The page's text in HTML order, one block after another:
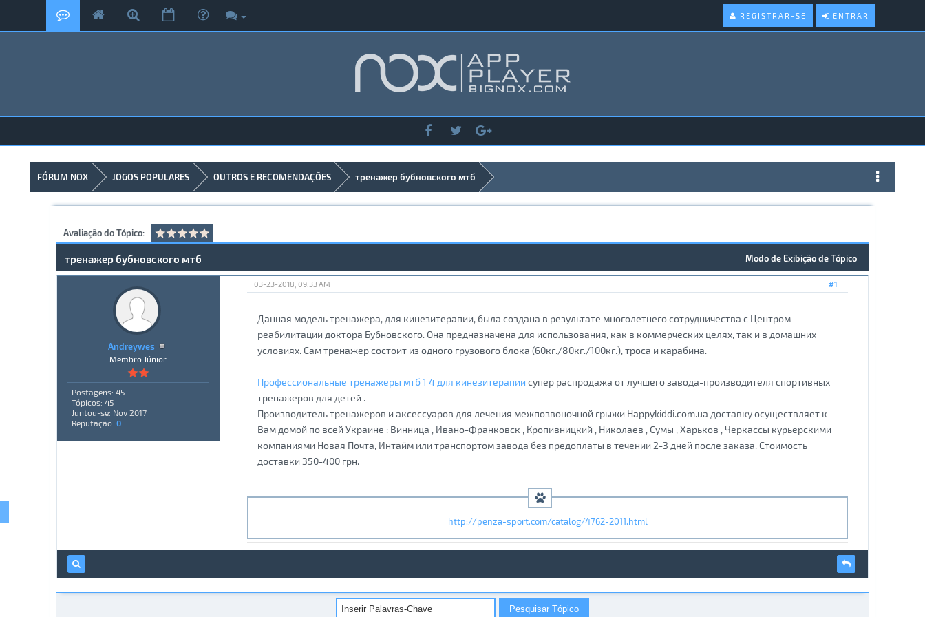
ENTRAR
REGISTRAR-SE
FÓRUM NOX JOGOS POPULARES OUTROS E RECOMENDAÇÕES тренажер бубновского мтб
Avaliação do Tópico:
Modo de Exibição de Tópico
тренажер бубновского мтб
Andreywes
Membro Júnior
Postagens: 45
Tópicos: 45
Juntou-se: Nov 2017
Reputação: 0
#1
03-23-2018, 09:33 AM
Данная модель тренажера, для кинезитерапии, была создана в результате многолетнего сотрудничества с Центром
реабилитации доктора Бубновского. Она предназначена для использования, как в коммерческих целях, так и в домашних
условиях. Сам тренажер состоит из одного грузового блока (60кг./80кг./100кг.), троса и карабина.
Профессиональные тренажеры мтб 1 4 для кинезитерапии супер распродажа от лучшего завода-производителя спортивных
тренажеров для детей .
Производитель тренажеров и аксессуаров для лечения межпозвоночной грыжи Happykiddi.com.ua доставку осуществляет к
Вам домой по всей Украине : Винница , Ивано-Франковск , Кропивницкий , Николаев , Сумы , Харьков , Черкассы курьерскими
компаниями Новая Почта, Интайм или транспортом завода без предоплаты в течении 2-3 дней после заказа. Стоимость
доставки 350-400 грн.
http://penza-sport.com/catalog/4762-2011.html